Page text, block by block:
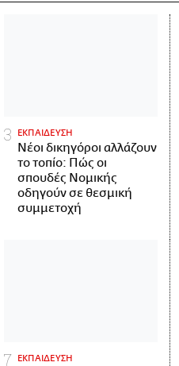
ΕΚΠΑΙΔΕΥΣΗ
Νέοι δικηγόροι αλλάζουν
το τοπίο: Πώς οι
σπουδές Νομικής
οδηγούν σε θεσμική
συμμετοχή
ΕΚΠΑΙΔΕΥΣΗ